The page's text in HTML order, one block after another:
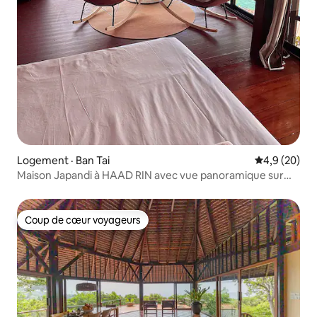
Logement · Ban Tai Note
4,9 (20)
Maison Japandi à HAAD RIN avec vue panoramique sur
Coup de cœur voyageurs
Coup de cœur voyageurs